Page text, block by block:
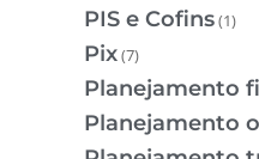
PIS e Cofins(1)
Pix(7)
Planejamento
Planejamento